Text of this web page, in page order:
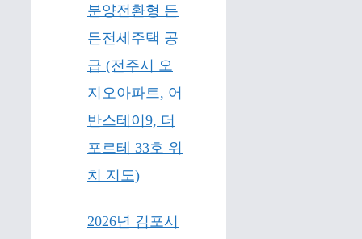
분양전환형 든
든전세주택 공
급 (전주시 오
지오아파트, 어
반스테이9, 더
포르테 33호 위
치 지도)
2026년 김포시